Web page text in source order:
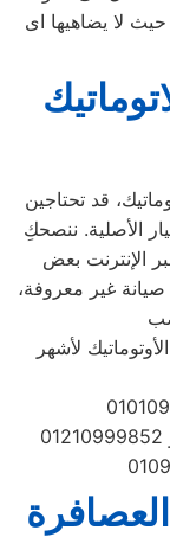
لا يضاهيها اى
قد تحتاجين
الأصلية. ننصحكِ
الإنترنت بعض
صيانة غير معروفة،
لأشهر